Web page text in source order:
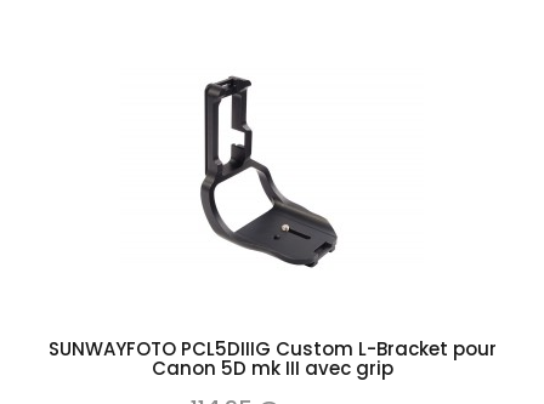
SUNWAYFOTO PCL5DIIIG Custom L-Bracket pour
Canon 5D mk III avec grip